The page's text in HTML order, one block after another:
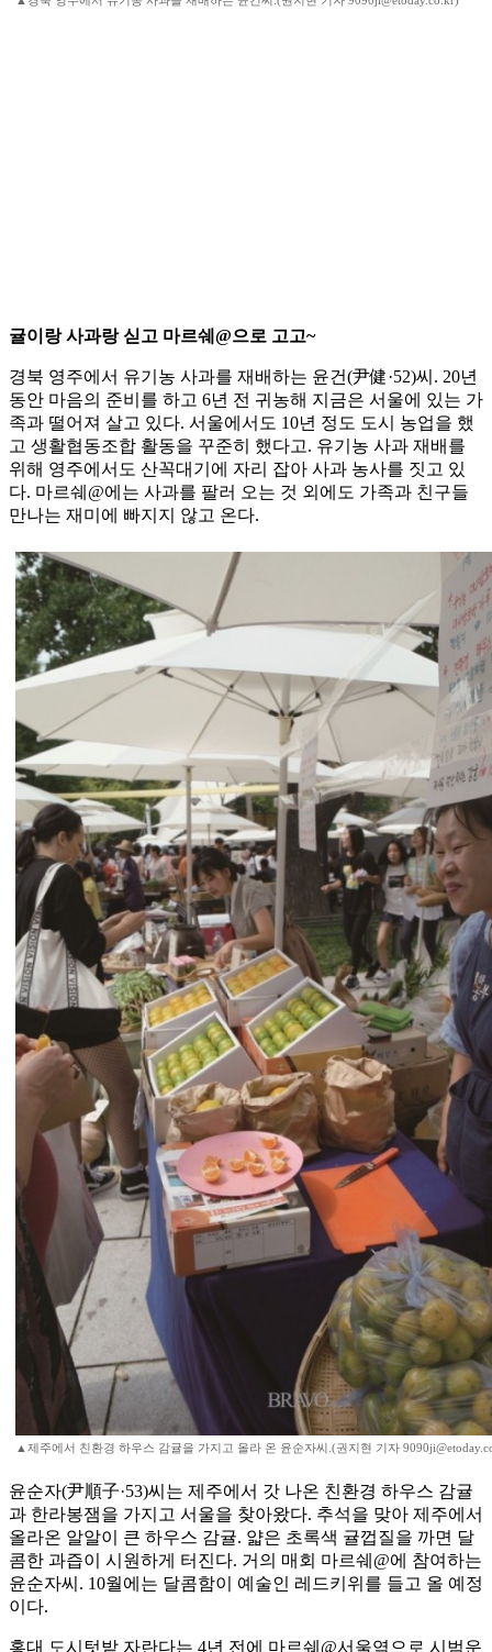
귤이랑 사과랑 싣고 마르쉐@으로 고고~
경북 영주에서 유기농 사과를 재배하는 윤건(尹健·52)씨. 20년
동안 마음의 준비를 하고 6년 전 귀농해 지금은 서울에 있는 가
족과 떨어져 살고 있다. 서울에서도 10년 정도 도시 농업을 했
고 생활협동조합 활동을 꾸준히 했다고. 유기농 사과 재배를
위해 영주에서도 산꼭대기에 자리 잡아 사과 농사를 짓고 있
다. 마르쉐@에는 사과를 팔러 오는 것 외에도 가족과 친구들
만나는 재미에 빠지지 않고 온다.
▲제주에서 친환경 하우스 감귤을 가지고 올라 온 윤순자씨.(권지현 기자
윤순자(尹順子·53)씨는 제주에서 갓 나온 친환경 하우스 감귤
과 한라봉잼을 가지고 서울을 찾아왔다. 추석을 맞아 제주에서
올라온 알알이 큰 하우스 감귤. 얇은 초록색 귤껍질을 까면 달
콤한 과즙이 시원하게 터진다. 거의 매회 마르쉐@에 참여하는
윤순자씨. 10월에는 달콤함이 예술인 레드키위를 들고 올 예정
이다.
홍대 도시텃밭 자란다는 4년 전에 마르쉐@서울역으로 시범운